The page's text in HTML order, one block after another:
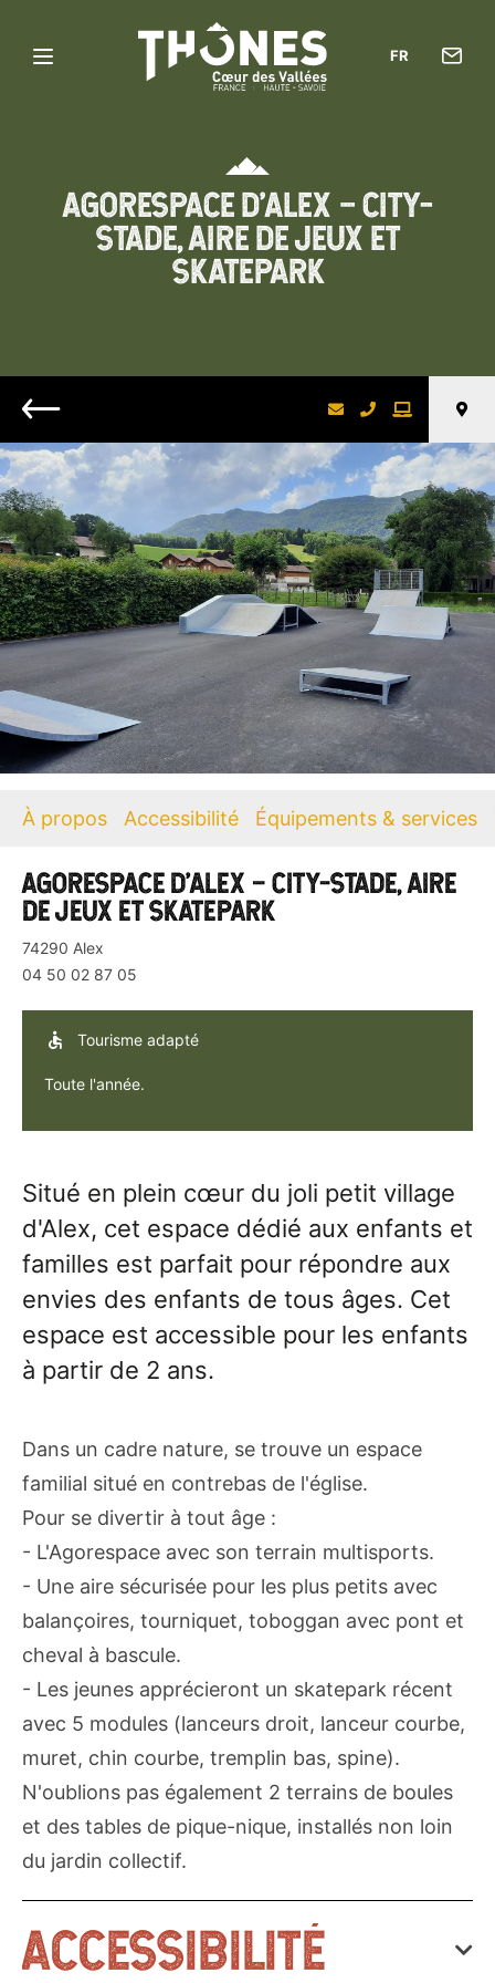
Menu
Vallées
FR
AGORESPACE D’ALEX – CITY-
STADE, AIRE DE JEUX ET
SKATEPARK
Retour
À propos Accessibilité Équipements & services
AGORESPACE D’ALEX – CITY-STADE, AIRE
DE JEUX ET SKATEPARK
74290 Alex
04 50 02 87 05
Tourisme adapté
Toute l'année.
Situé en plein cœur du joli petit village
d'Alex, cet espace dédié aux enfants et
familles est parfait pour répondre aux
envies des enfants de tous âges. Cet
espace est accessible pour les enfants
à partir de 2 ans.
Dans un cadre nature, se trouve un espace
familial situé en contrebas de l'église.
Pour se divertir à tout âge :
- L'Agorespace avec son terrain multisports.
- Une aire sécurisée pour les plus petits avec
balançoires, tourniquet, toboggan avec pont et
cheval à bascule.
- Les jeunes apprécieront un skatepark récent
avec 5 modules (lanceurs droit, lanceur courbe,
muret, chin courbe, tremplin bas, spine).
N'oublions pas également 2 terrains de boules
et des tables de pique-nique, installés non loin
du jardin collectif.
ACCESSIBILITÉ